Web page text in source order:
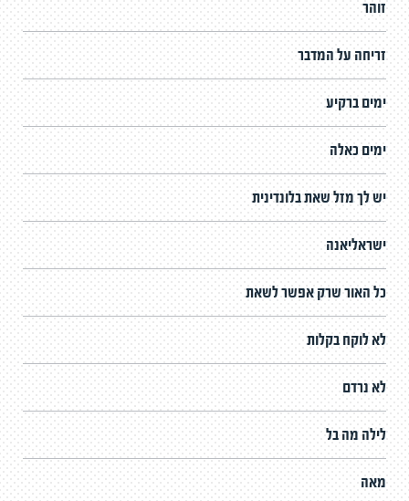
זוהר
זריחה על המדבר
ימים ברקיע
ימים כאלה
יש לך מזל שאת בלונדינית
ישראליאנה
כל האור שרק אפשר לשאת
לא לוקח בקלות
לא נרדם
לילה מה בל
מאה